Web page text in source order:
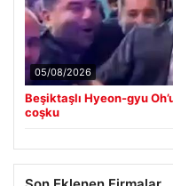
05/08/2026
Beşiktaşlı Hyeon-gyu
coşku